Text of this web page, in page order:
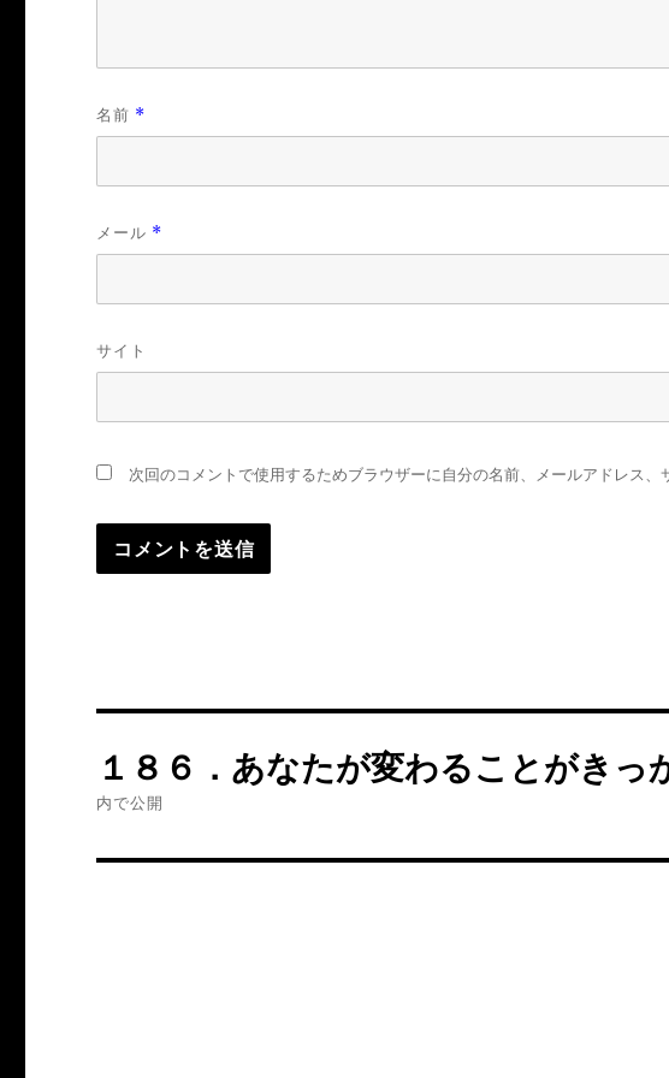
名前 *
メール *
サイト
次回のコメントで使用するためブラウザーに自分の名前、メールアドレス、
稿
１８６．あなたが変わることがきっ
内で公開